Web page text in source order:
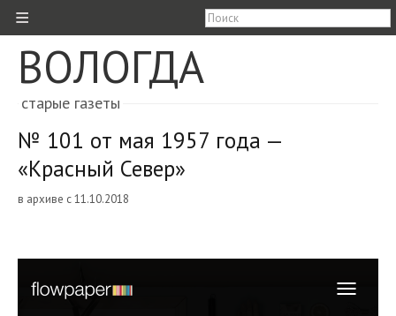
≡
ВОЛОГДА
старые газеты
№ 101 от мая 1957 года —
«Красный Север»
в архиве с 11.10.2018